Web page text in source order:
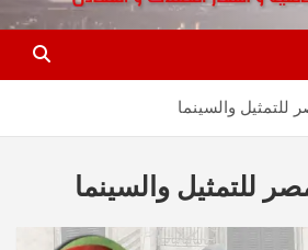
و تقارير اسواق المال و العملات
والسينما
للتمثيل والسينما